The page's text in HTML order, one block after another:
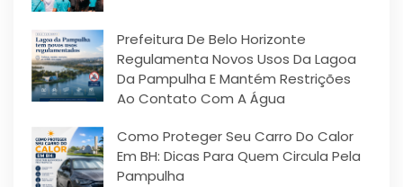
Prefeitura De Belo Horizonte
Regulamenta Novos Usos Da Lagoa
Da Pampulha E Mantém Restrições
Ao Contato Com A Água
Como Proteger Seu Carro Do Calor
Em BH: Dicas Para Quem Circula Pela
Pampulha